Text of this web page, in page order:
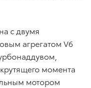
с двумя
агрегатом V6
момента
мотором